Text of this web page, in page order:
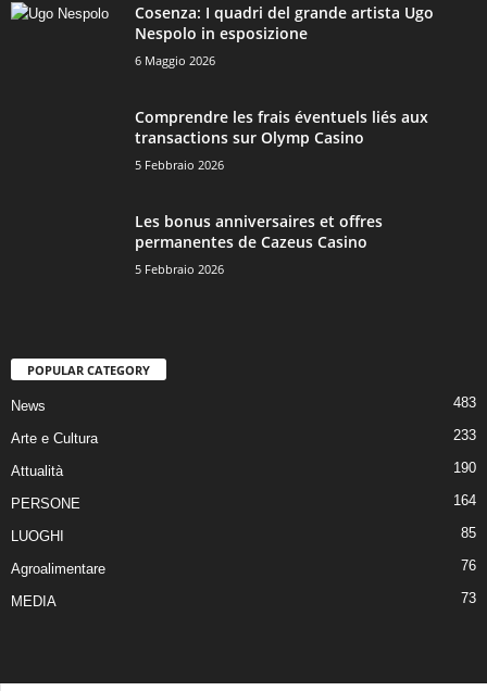
Cosenza: I quadri del grande artista Ugo
Nespolo in esposizione
6 Maggio 2026
Comprendre les frais éventuels liés aux
transactions sur Olymp Casino
5 Febbraio 2026
Les bonus anniversaires et offres
permanentes de Cazeus Casino
5 Febbraio 2026
POPULAR CATEGORY
News 483
Arte e Cultura 233
Attualità 190
PERSONE 164
LUOGHI 85
Agroalimentare 76
MEDIA 73